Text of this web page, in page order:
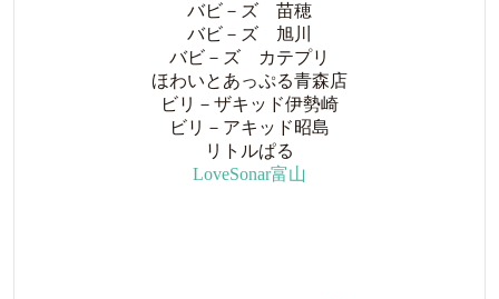
バビ－ズ 苗穂
バビ－ズ 旭川
バビ－ズ カテプリ
ほわいとあっぷる青森店
ビリ－ザキッド伊勢崎
ビリ－アキッド昭島
リトルぱる
LoveSonar富山